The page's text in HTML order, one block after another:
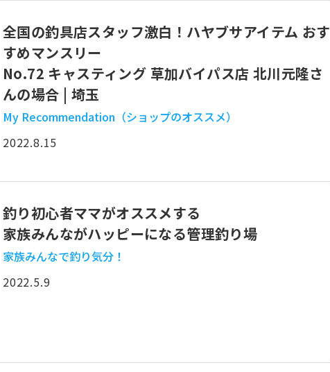
全国の釣具店スタッフ激白！ハヤブサアイテム おす
すめマンスリー
No.72 キャスティング 草加バイパス店 北川元隆さ
んの場合 | 埼玉
My Recommendation（ショップのオススメ）
2022.8.15
釣り初心者ママがオススメする
家族みんながハッピーになる管理釣り場
家族みんなで釣り気分！
2022.5.9